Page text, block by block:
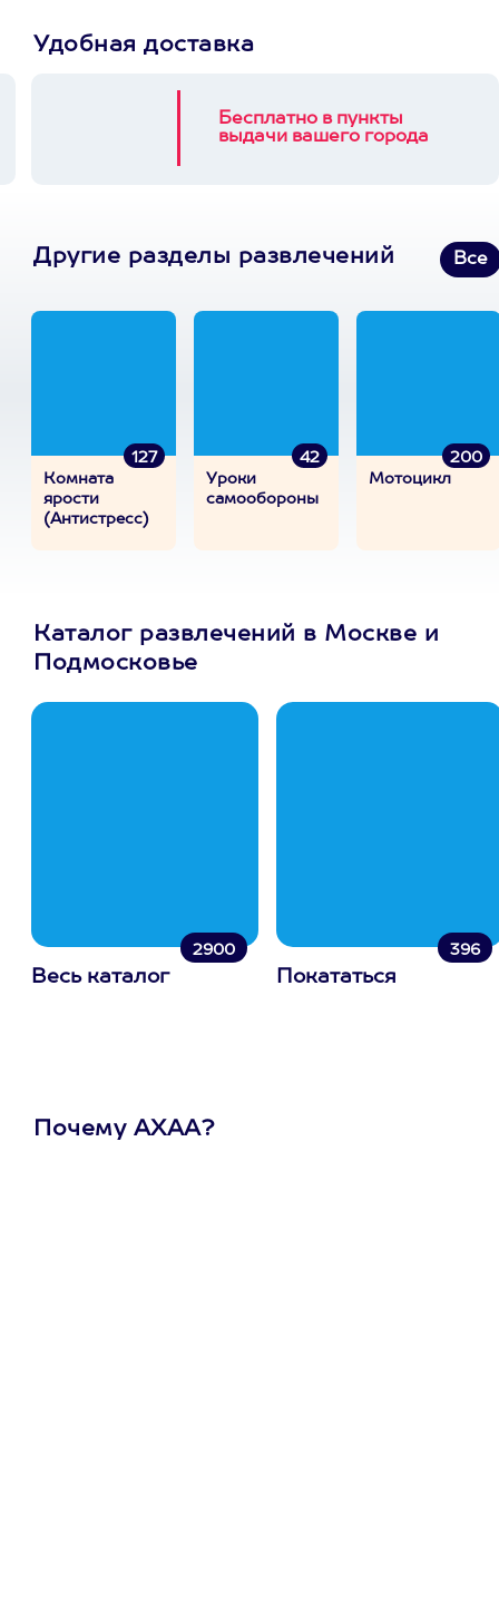
Удобная доставка
Бесплатно в пункты
выдачи вашего города
Другие разделы развлечений Все
127
Комната
ярости
(Антистресс)
42
Уроки
самообороны
200
Мотоцикл
Каталог развлечений в Москве и
Подмосковье
2900
Весь каталог
396
Покататься
Почему АХАА?